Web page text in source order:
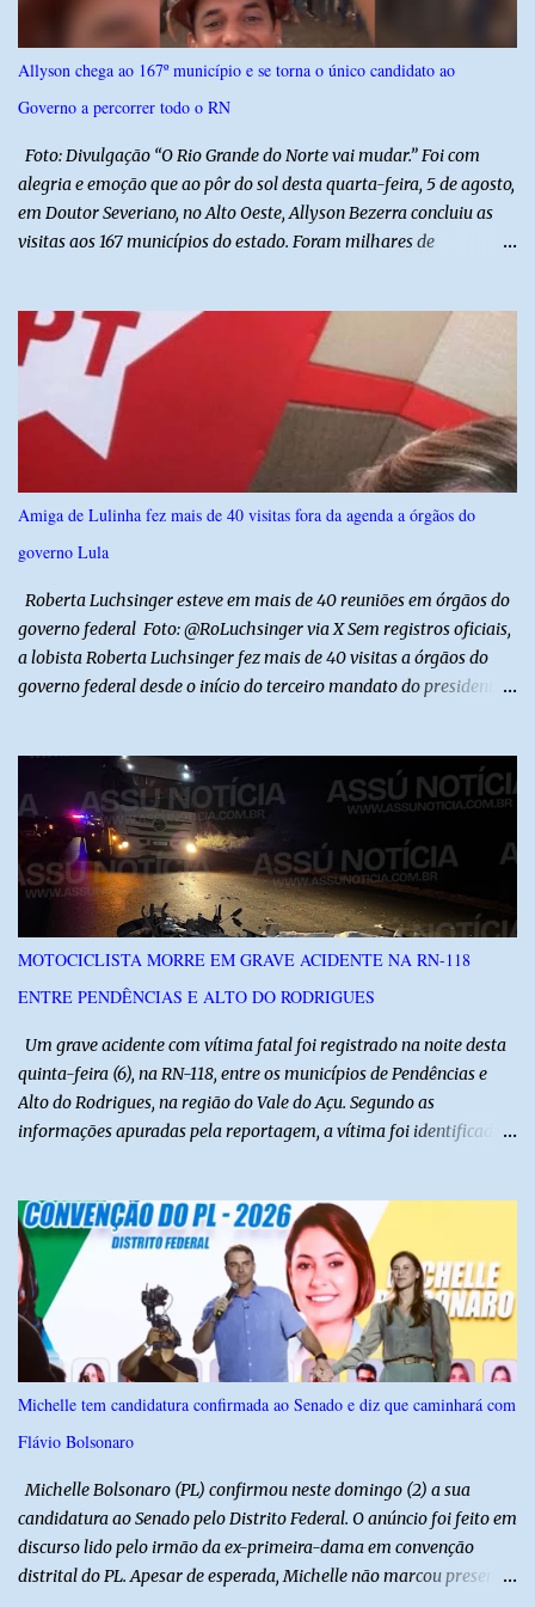
efetivos da Polícia Militar do Rio Grande do Norte, da Polícia Civil
do Rio Grande do Norte e da Polícia Militar do Ceará, reforçando a
atuação integrada entre as forças de segurança e intensificando o
combate à criminalidade nas áreas de fronteira interestadual. As
Allyson chega ao 167º município e se torna o único candidato ao
Governo a percorrer todo o RN
Foto: Divulgação “O Rio Grande do Norte vai mudar.” Foi com
alegria e emoção que ao pôr do sol desta quarta-feira, 5 de agosto,
em Doutor Severiano, no Alto Oeste, Allyson Bezerra concluiu as
visitas aos 167 municípios do estado. Foram milhares de
Governador Allyson Bezerra concluiu as agendas do 167 Razões RN
após visitar todas as cidades potiguares, dos pequenos municípios
aos maiores centros do estado. A caminhada começou em 29 de
março pelo município de Touros, Marco Zero da BR-101 e foi
concluída nesta quarta-feira depois de 129 dias entre a primeira e
a última visita. Os registros estão sendo publicados no perfil do
Instagram @167RazoesRN Ao longo do percurso, Allyson conheceu
de perto as potencialidades, as belezas, a cultura e a força do povo,
mas também ouviu os dramas e as necessidades enfrentadas pelas
Amiga de Lulinha fez mais de 40 visitas fora da agenda a órgãos do
governo Lula
Roberta Luchsinger esteve em mais de 40 reuniões em órgãos do
governo federal Foto: @RoLuchsinger via X Sem registros oficiais,
a lobista Roberta Luchsinger fez mais de 40 visitas a órgãos do
governo federal desde o início do terceiro mandato do presidente
públicos que participam dos encontros. Em duas oportunidades, a
lobista esteve no Palácio do Planalto e no gabinete do ministro do
Desenvolvimento Social, Wellington Dias, acompanhada do então
sócio de Lulinha. Os encontros não foram registrados nas agendas
oficiais. Fábio Luís é alvo de inquérito aberto nesta quinta-feira,
30, a pedido da PF, que apura se ele utilizou a influência do pai
para defender interesses empresariais com a administração
pública. Segundo a Polícia Federal, a atuação dele contou com a
ajuda de Luchsinger e se concentrou no Ministério da Saúde e no
MOTOCICLISTA MORRE EM GRAVE ACIDENTE NA RN-118
ENTRE PENDÊNCIAS E ALTO DO RODRIGUES
Um grave acidente com vítima fatal foi registrado na noite desta
quinta-feira (6), na RN-118, entre os municípios de Pendências e
Alto do Rodrigues, na região do Vale do Açu. Segundo as
informações apuradas pela reportagem, a vítima foi identificada
quando, ao passar por uma curva, perdeu o controle do veículo e
acabou colidindo frontalmente com um caminhão pertencente à
empresa CLC. Com a violência do impacto, o motociclista morreu
ainda no local. A ambulância do Hospital de Alto do Rodrigues foi
acionada para prestar socorro, porém, ao chegar, a equipe
constatou que a vítima já estava sem sinais vitais. A força da
colisão foi tão intensa que diversas peças da motocicleta ficaram
espalhadas pela rodovia, evidenciando a gravidade do acidente. A
Polícia Militar realizou o isolamento da área para garantir a
Michelle tem candidatura confirmada ao Senado e diz que caminhará com
Flávio Bolsonaro
Michelle Bolsonaro (PL) confirmou neste domingo (2) a sua
candidatura ao Senado pelo Distrito Federal. O anúncio foi feito em
discurso lido pelo irmão da ex-primeira-dama em convenção
distrital do PL. Apesar de esperada, Michelle não marcou presença